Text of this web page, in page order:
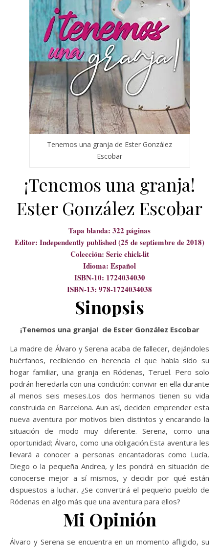
Tenemos una granja de Ester González
Escobar
¡Tenemos una granja!
Ester González Escobar
Tapa blanda: 322 páginas
Editor: Independently published (25 de septiembre de 2018)
Colección: Serie chick-lit
Idioma: Español
ISBN-10: 1724034030
ISBN-13: 978-1724034038
Sinopsis
¡Tenemos una granja! de Ester González Escobar
La madre de Álvaro y Serena acaba de fallecer, dejándoles
huérfanos, recibiendo en herencia el que había sido su
hogar familiar, una granja en Ródenas, Teruel. Pero solo
podrán heredarla con una condición: convivir en ella durante
al menos seis meses.Los dos hermanos tienen su vida
construida en Barcelona. Aun así, deciden emprender esta
nueva aventura por motivos bien distintos y encarando la
situación de modo muy diferente. Serena, como una
oportunidad; Álvaro, como una obligación.Esta aventura les
llevará a conocer a personas encantadoras como Lucía,
Diego o la pequeña Andrea, y les pondrá en situación de
conocerse mejor a sí mismos, y decidir por qué están
dispuestos a luchar. ¿Se convertirá el pequeño pueblo de
Ródenas en algo más que una aventura para ellos?
Mi Opinión
Álvaro y Serena se encuentra en un momento afligido, su